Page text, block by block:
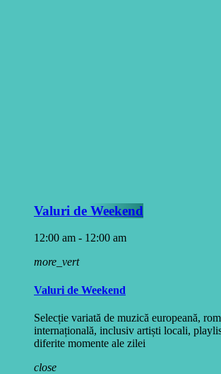
Valuri de Weekend
12:00 am - 12:00 am
more_vert
Valuri de Weekend
Selecție variată de muzică europeană,
internațională, inclusiv artiști locali,
diferite momente ale zilei
close